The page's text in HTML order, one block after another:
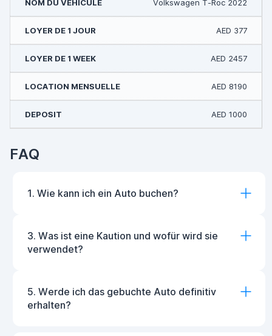
Volkswagen T-Roc 2022
AED 377
AED 2457
AED 8190
AED 1000
FAQ
1. Wie kann ich ein Auto buchen?
3. Was ist eine Kaution und wofür wird sie
verwendet?
5. Werde ich das gebuchte Auto definitiv
erhalten?